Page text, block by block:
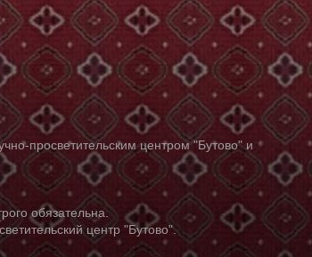
просветительским центром "Бутово" и
обязательна.
центр "Бутово".